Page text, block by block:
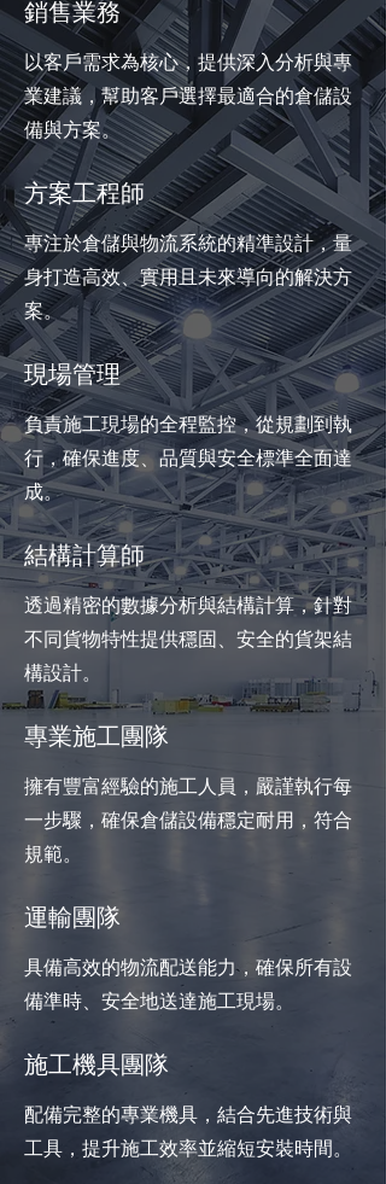
銷售業務
以客戶需求為核心，提供深入分析與專
業建議，幫助客戶選擇最適合的倉儲設
備與方案。
方案工程師
專注於倉儲與物流系統的精準設計，量
身打造高效、實用且未來導向的解決方
案。
現場管理
負責施工現場的全程監控，從規劃到執
行，確保進度、品質與安全標準全面達
成。
結構計算師
透過精密的數據分析與結構計算，針對
不同貨物特性提供穩固、安全的貨架結
構設計。
專業施工團隊
擁有豐富經驗的施工人員，嚴謹執行每
一步驟，確保倉儲設備穩定耐用，符合
規範。
運輸團隊
具備高效的物流配送能力，確保所有設
備準時、安全地送達施工現場。
施工機具團隊
配備完整的專業機具，結合先進技術與
工具，提升施工效率並縮短安裝時間。